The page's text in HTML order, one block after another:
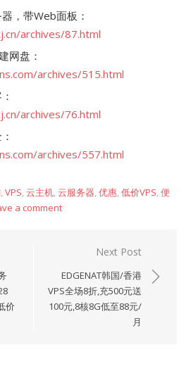
，带Web面板：
archives/87.html
网盘：
archives/515.html
archives/76.html
archives/557.html
,VPS,云主机,云服务器,优惠,低价VPS,便
a comment
价
Next Post
EDGENAT韩国/香港
VPS全场8折,充500元送
100元,8核8G低至88元/
月